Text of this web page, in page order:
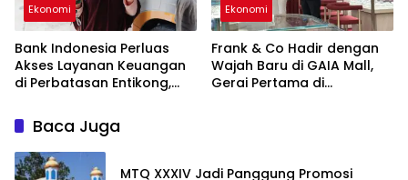
Ekonomi
Bank Indonesia Perluas
Akses Layanan Keuangan
di Perbatasan Entikong,
Andalan
Ekonomi
Frank & Co Hadir dengan
Wajah Baru di GAIA Mall,
Gerai Pertama di
Baca Juga
MTQ XXXIV Jadi Panggung Promosi